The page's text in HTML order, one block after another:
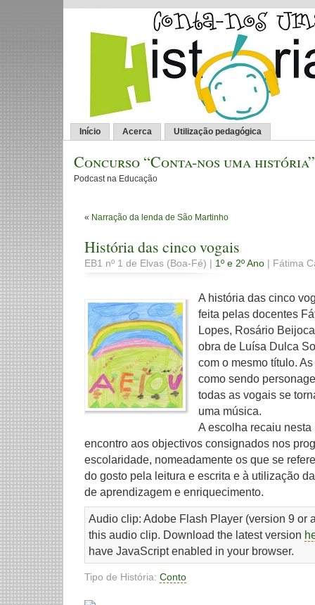
Início Acerca Utilização pedagógica
Concurso “Conta-nos uma história”
Podcast na Educação
« Narração da lenda de São Martinho
História das cinco vogais
EB1 nº 1 de Elvas (Boa-Fé) | 1º e 2º Ano | Fátima
A história das cinco
feita pelas docentes
Lopes, Rosário
obra de Luísa Dulca
com o mesmo título.
como sendo
todas as vogais se
uma música.
A escolha recaiu
encontro aos objectivos consignados nos
escolaridade, nomeadamente os que se
do gosto pela leitura e escrita e à utilização
de aprendizagem e enriquecimento.
Audio clip: Adobe Flash Player (version 9 or
this audio clip. Download the latest version
have JavaScript enabled in your browser.
Tipo de História: Conto